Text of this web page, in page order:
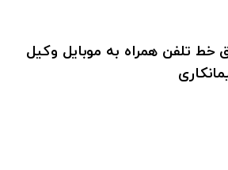
خط تلفن همراه به موبایل وکیل